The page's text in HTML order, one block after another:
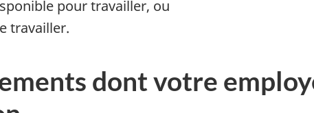
pour travailler, ou
travailler.
dont votre